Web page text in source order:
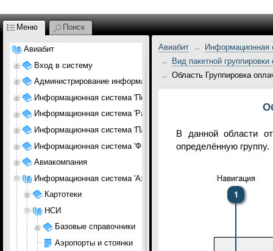
Меню Поиск
Авиабит
Вход в систему
Администрирование информационной системы
Информационная система 'Персонал АК'
Информационная система 'Расписание'
Информационная система 'Планирование АК'
Информационная система 'Финансы АК'
Авиакомпания
Информационная система 'Аэропорт'
Картотеки
НСИ
Базовые справочники
Аэропорты и стоянки
Авиабит
Информационная
Вид пакетной
Область Группировка
В данной области
определённую группу.